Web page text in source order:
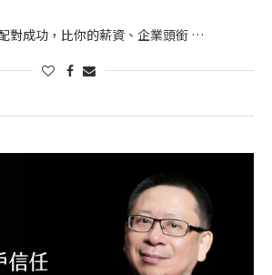
對成功，比你的薪資、企業頭銜 …